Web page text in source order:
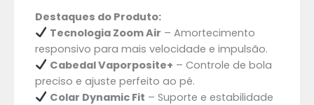
Destaques do Produto:
Tecnologia Zoom Air – Amortecimento
responsivo para mais velocidade e impulsão.
Cabedal Vaporposite+ – Controle de bola
preciso e ajuste perfeito ao pé.
Colar Dynamic Fit – Suporte e estabilidade